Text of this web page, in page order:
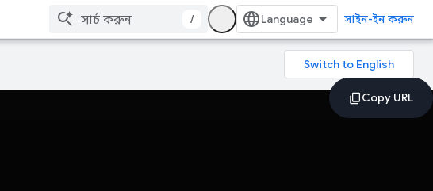
/ সাইন-ইন করুন